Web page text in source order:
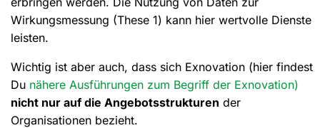
Wirkungsmessung (These 1) kann hier wertvolle Dienste
leisten.
Wichtig ist aber auch, dass sich Exnovation (hier findest
Du nähere Ausführungen zum Begriff der Exnovation)
nicht nur auf die Angebotsstrukturen der
Organisationen bezieht.